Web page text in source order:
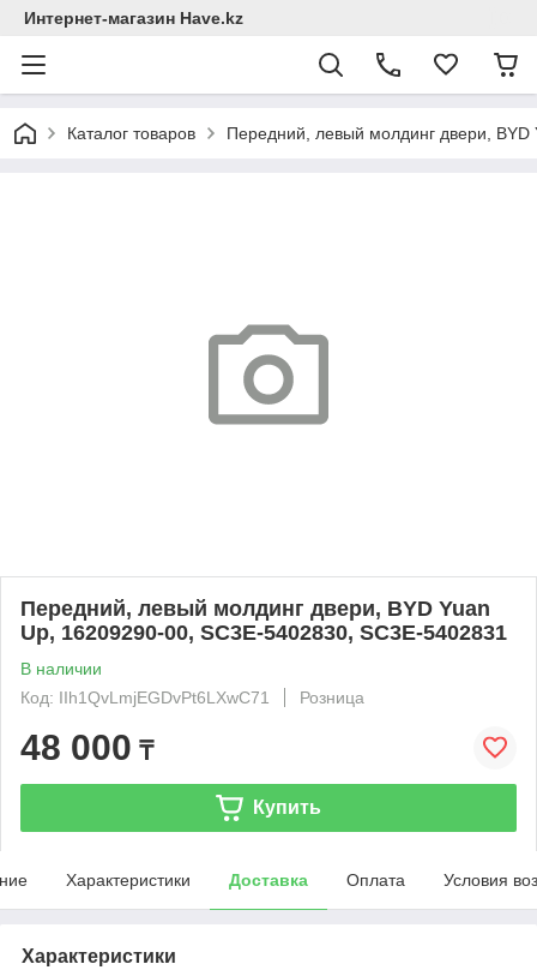
Интернет-магазин Have.kz
Каталог товаров Передний, левый молдинг двери,
Передний, левый молдинг двери, BYD Yuan
Up, 16209290-00, SC3E-5402830, SC3E-5402831
В наличии
Код: IIh1QvLmjEGDvPt6LXwC71
Розница
48 000 ₸
Купить
Характеристики Доставка Оплата Условия
Характеристики